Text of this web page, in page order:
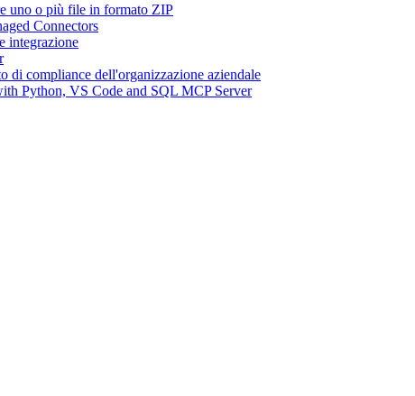
uno o più file in formato ZIP
Connectors
integrazione
compliance dell'organizzazione aziendale
Python, VS Code and SQL MCP Server